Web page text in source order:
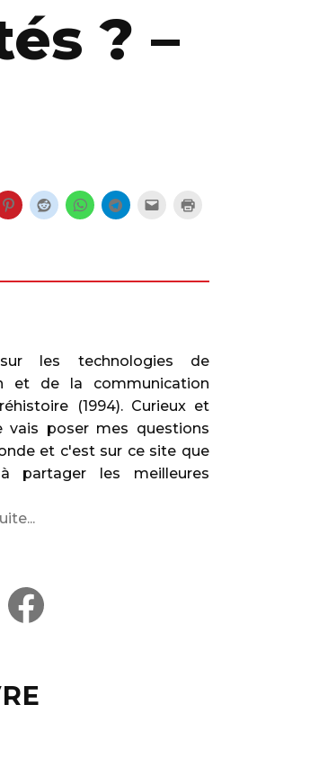
? –
sur les technologies de
et de la communication
(1994). Curieux et
vais poser mes questions
et c'est sur ce site que
partager les meilleures
F
a
c
k